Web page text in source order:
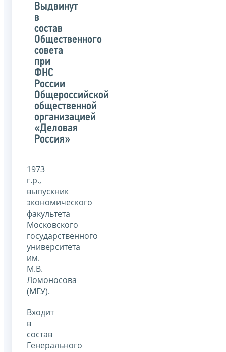
Выдвинут
в
состав
Общественного
совета
при
ФНС
России
Общероссийской
общественной
организацией
«Деловая
Россия»
1973
г.р.,
выпускник
экономического
факультета
Московского
государственного
университета
им.
М.В.
Ломоносова
(МГУ).
Входит
в
состав
Генерального